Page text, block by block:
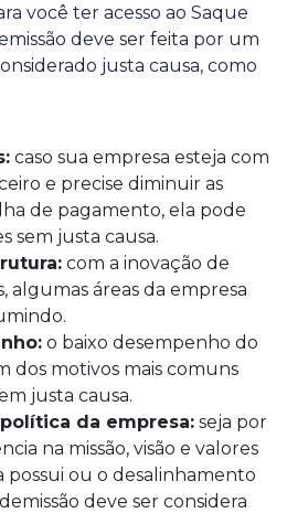
você ter acesso ao Saque
deve ser feita por um
justa causa, como
caso sua empresa esteja com
e precise diminuir as
de pagamento, ela pode
sem justa causa.
com a inovação de
algumas áreas da empresa
o baixo desempenho do
dos motivos mais comuns
justa causa.
da empresa: seja por
na missão, visão e valores
possui ou o desalinhamento
deve ser considera